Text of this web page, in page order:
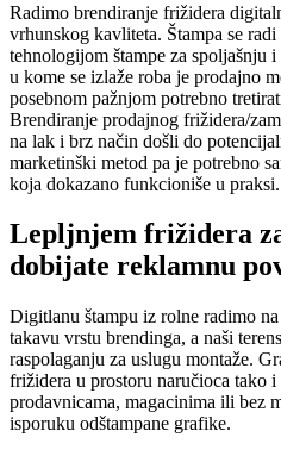
Radimo brendiranje frižidera
vrhunskog kavliteta. Štampa se
tehnologijom štampe za spoljašnju
u kome se izlaže roba je prodajno
posebnom pažnjom potrebno
Brendiranje prodajnog frižidera/
na lak i brz način došli do
marketinški metod pa je potrebno
koja dokazano funkcioniše u praksi.
Lepljnjem frižidera
dobijate reklamnu
Digitlanu štampu iz rolne radimo
takavu vrstu brendinga, a naši
raspolaganju za uslugu montaže.
frižidera u prostoru naručioca tako i
prodavnicama, magacinima ili bez
isporuku odštampane grafike.